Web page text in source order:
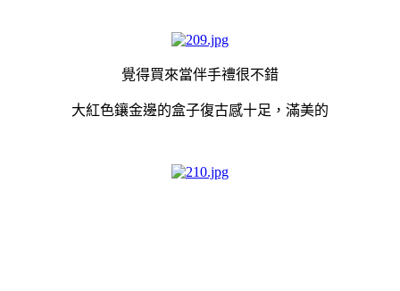
覺得買來當伴手禮很不錯
大紅色鑲金邊的盒子復古感十足，滿美的